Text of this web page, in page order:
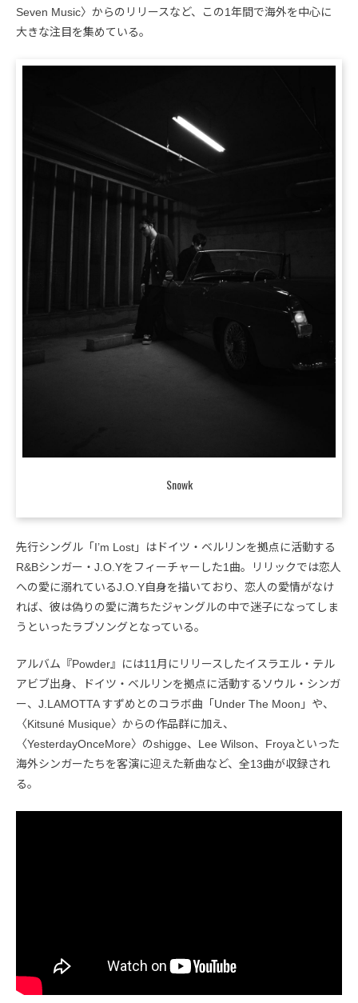
Seven Music〉からのリリースなど、この1年間で海外を中心に
大きな注目を集めている。
Snowk
先行シングル「I’m Lost」はドイツ・ベルリンを拠点に活動する
R&Bシンガー・J.O.Yをフィーチャーした1曲。リリックでは恋人
への愛に溺れているJ.O.Y自身を描いており、恋人の愛情がなけ
れば、彼は偽りの愛に満ちたジャングルの中で迷子になってしま
うといったラブソングとなっている。
アルバム『Powder』には11月にリリースしたイスラエル・テル
アビブ出身、ドイツ・ベルリンを拠点に活動するソウル・シンガ
ー、J.LAMOTTA すずめとのコラボ曲「Under The Moon」や、
〈Kitsuné Musique〉からの作品群に加え、
〈YesterdayOnceMore〉のshigge、Lee Wilson、Froyaといった
海外シンガーたちを客演に迎えた新曲など、全13曲が収録され
る。